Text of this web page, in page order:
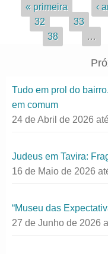
Páginas
« primeira ‹
32
33
38
…
Tudo em prol do
em comum
24 de Abril de 2026 até
Judeus em Tavira:
16 de Maio de 2026
“Museu das
27 de Junho de 2026